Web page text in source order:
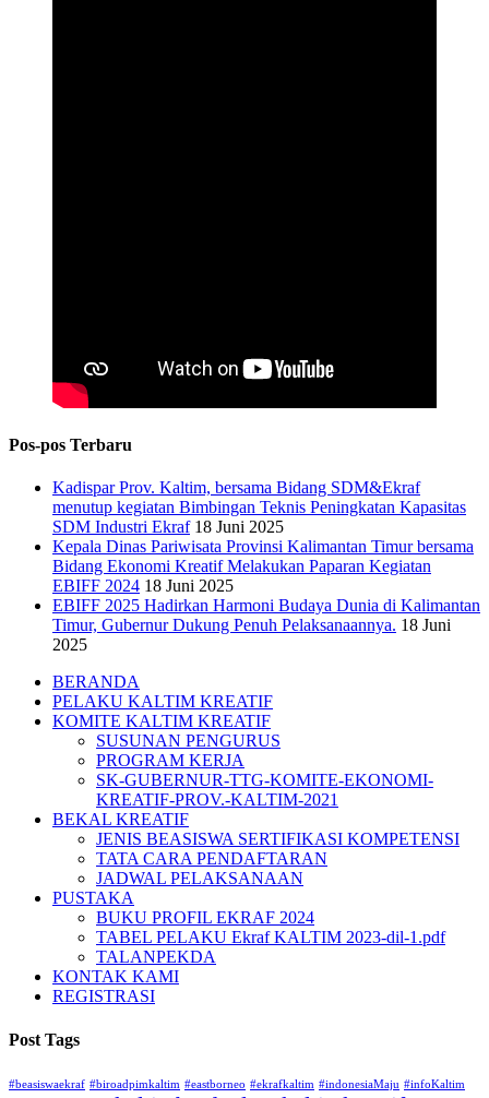
Pos-pos Terbaru
Kadispar Prov. Kaltim, bersama Bidang SDM&Ekraf
menutup kegiatan Bimbingan Teknis Peningkatan Kapasitas
SDM Industri Ekraf 18 Juni 2025
Kepala Dinas Pariwisata Provinsi Kalimantan Timur bersama
Bidang Ekonomi Kreatif Melakukan Paparan Kegiatan
EBIFF 2024 18 Juni 2025
EBIFF 2025 Hadirkan Harmoni Budaya Dunia di Kalimantan
Timur, Gubernur Dukung Penuh Pelaksanaannya. 18 Juni
2025
Close
Menu
BERANDA
PELAKU KALTIM KREATIF
KOMITE KALTIM KREATIF
SUSUNAN PENGURUS
PROGRAM KERJA
SK-GUBERNUR-TTG-KOMITE-EKONOMI-
KREATIF-PROV.-KALTIM-2021
BEKAL KREATIF
JENIS BEASISWA SERTIFIKASI KOMPETENSI
TATA CARA PENDAFTARAN
JADWAL PELAKSANAAN
PUSTAKA
BUKU PROFIL EKRAF 2024
TABEL PELAKU Ekraf KALTIM 2023-dil-1.pdf
TALANPEKDA
KONTAK KAMI
REGISTRASI
Post Tags
#beasiswaekraf #biroadpimkaltim #eastborneo #ekrafkaltim #indonesiaMaju #infoKaltim